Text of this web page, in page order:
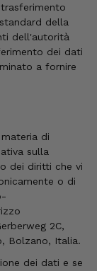
della
dell'autorità
dei dati
a fornire
di
sulla
dei diritti che vi
o di
2C,
Bolzano, Italia.
dei dati e se